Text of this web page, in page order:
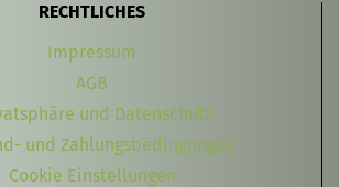
RECHTLICHES
Impressum
AGB
und Datenschutz
und Zahlungsbedingungen
Cookie Einstellungen